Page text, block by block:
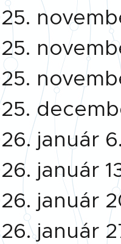
január 6.
január
január
január